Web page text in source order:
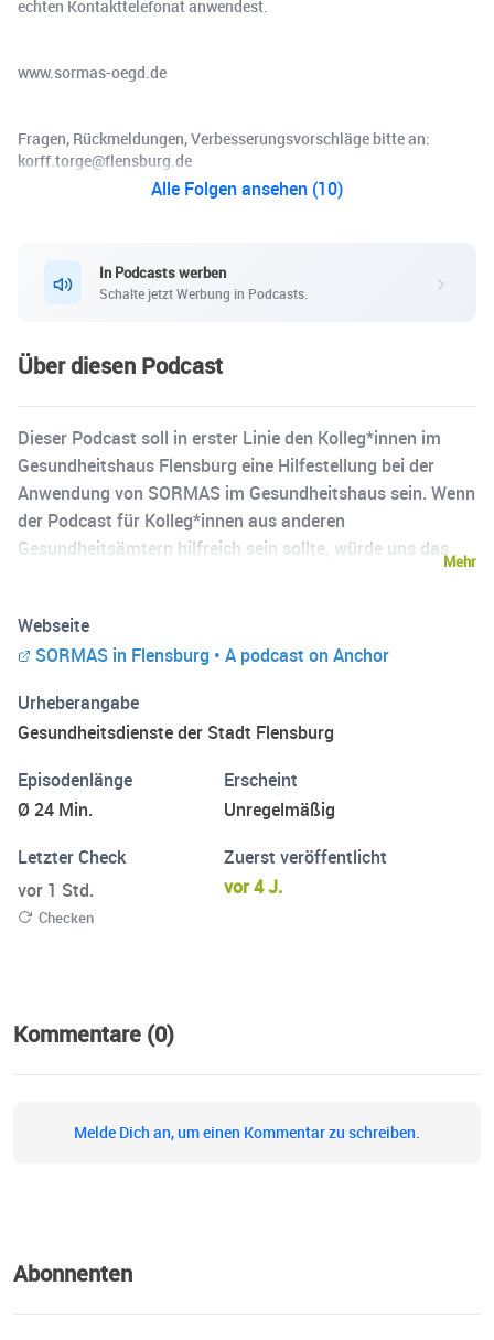
echten Kontakttelefonat anwendest.
www.sormas-oegd.de
Fragen, Rückmeldungen, Verbesserungsvorschläge bitte an:
korff.torge@flensburg.de
Alle Folgen ansehen (10)
In Podcasts werben
Schalte jetzt Werbung in Podcasts.
Über diesen Podcast
Dieser Podcast soll in erster Linie den Kolleg*innen im
Gesundheitshaus Flensburg eine Hilfestellung bei der
Anwendung von SORMAS im Gesundheitshaus sein. Wenn
der Podcast für Kolleg*innen aus anderen
Gesundheitsämtern hilfreich sein sollte, würde uns das
Mehr
Webseite
SORMAS in Flensburg • A podcast on Anchor
Urheberangabe
Gesundheitsdienste der Stadt Flensburg
Episodenlänge
Ø 24 Min.
Erscheint
Unregelmäßig
Letzter Check
vor 1 Std.
Checken
Zuerst veröffentlicht
vor 4 J.
Kommentare (0)
Melde Dich an, um einen Kommentar zu schreiben.
Abonnenten